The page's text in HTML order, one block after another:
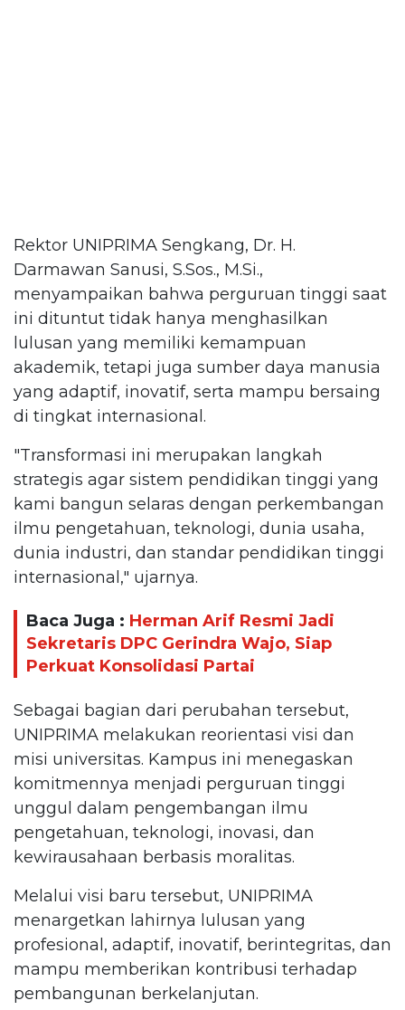
Rektor UNIPRIMA Sengkang, Dr. H.
Darmawan Sanusi, S.Sos., M.Si.,
menyampaikan bahwa perguruan tinggi saat
ini dituntut tidak hanya menghasilkan
lulusan yang memiliki kemampuan
akademik, tetapi juga sumber daya manusia
yang adaptif, inovatif, serta mampu bersaing
di tingkat internasional.
"Transformasi ini merupakan langkah
strategis agar sistem pendidikan tinggi yang
kami bangun selaras dengan perkembangan
ilmu pengetahuan, teknologi, dunia usaha,
dunia industri, dan standar pendidikan tinggi
internasional," ujarnya.
Baca Juga : Herman Arif Resmi Jadi
Sekretaris DPC Gerindra Wajo, Siap
Perkuat Konsolidasi Partai
Sebagai bagian dari perubahan tersebut,
UNIPRIMA melakukan reorientasi visi dan
misi universitas. Kampus ini menegaskan
komitmennya menjadi perguruan tinggi
unggul dalam pengembangan ilmu
pengetahuan, teknologi, inovasi, dan
kewirausahaan berbasis moralitas.
Melalui visi baru tersebut, UNIPRIMA
menargetkan lahirnya lulusan yang
profesional, adaptif, inovatif, berintegritas, dan
mampu memberikan kontribusi terhadap
pembangunan berkelanjutan.